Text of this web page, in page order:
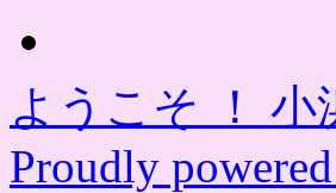
ようこそ ！
Proudly